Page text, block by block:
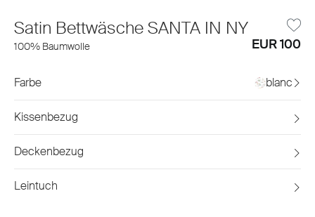
Satin Bettwäsche SANTA IN NY
100% Baumwolle EUR 100
Farbe blanc
Kissenbezug
Deckenbezug
Leintuch